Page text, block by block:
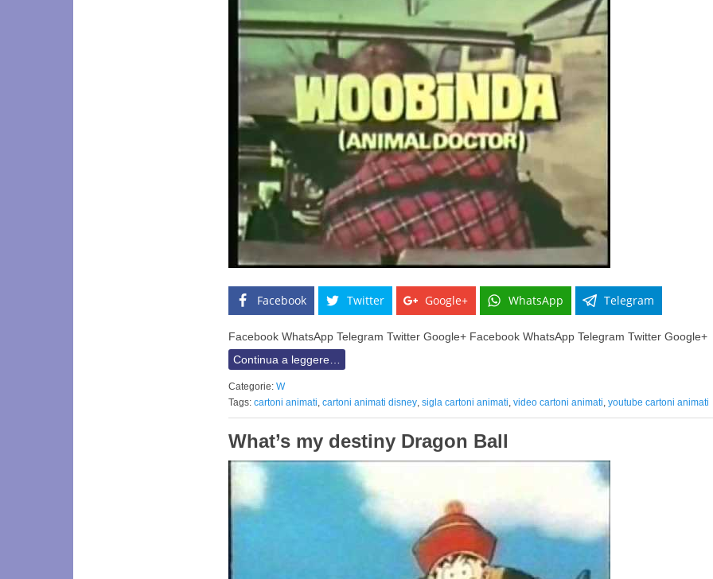
Facebook Twitter Google+ WhatsApp Telegram
Facebook WhatsApp Telegram Twitter Google+ Facebook WhatsApp Telegram Twitter Google+
Continua a leggere…
Categorie: W
Tags: cartoni animati cartoni animati disney sigla cartoni animati video cartoni animati youtube cartoni animati
What’s my destiny Dragon Ball